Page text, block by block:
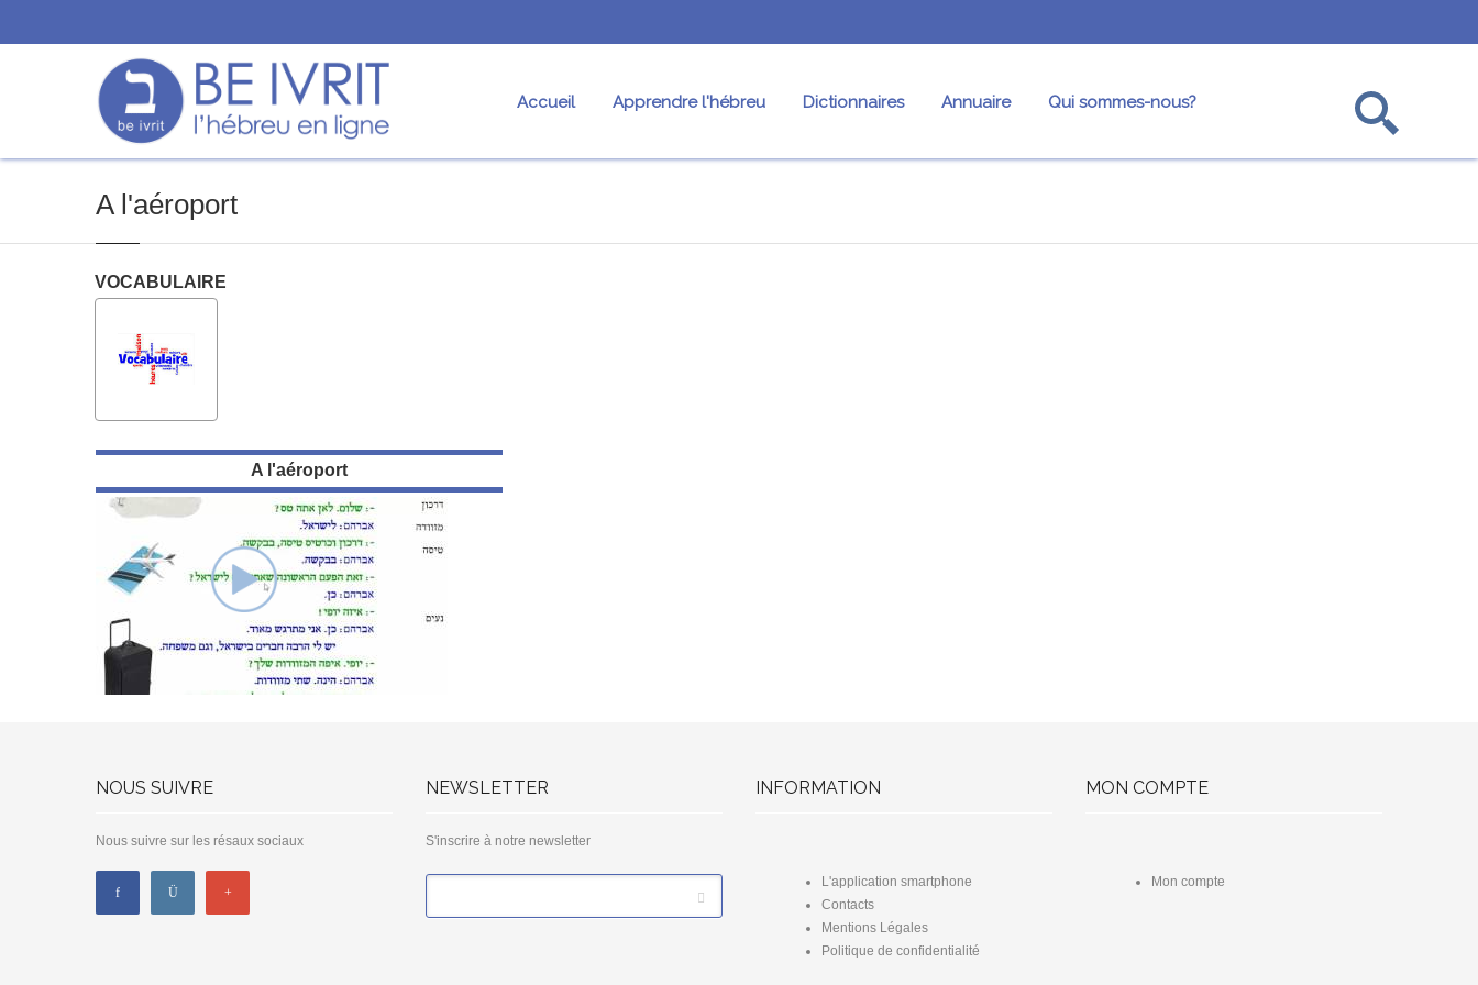
Accueil Apprendre l'hébreu Dictionnaires Annuaire Qui sommes-nous?
A l'aéroport
VOCABULAIRE
A l'aéroport
NOUS SUIVRE
Nous suivre sur les résaux sociaux
NEWSLETTER
S'inscrire à notre newsletter
INFORMATION
L'application smartphone
Contacts
Mentions Légales
Politique de confidentialité
MON COMPTE
Mon compte